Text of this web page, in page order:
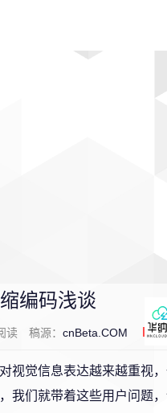
编码浅谈
读 稿源： cnBeta.COM 0
视觉信息表达越来越重视
我们就带着这些用户问题